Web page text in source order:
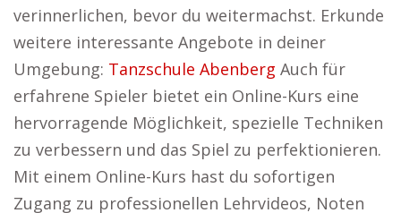
verinnerlichen, bevor du weitermachst. Erkunde
weitere interessante Angebote in deiner
Umgebung: Tanzschule Abenberg Auch für
erfahrene Spieler bietet ein Online-Kurs eine
hervorragende Möglichkeit, spezielle Techniken
zu verbessern und das Spiel zu perfektionieren.
Mit einem Online-Kurs hast du sofortigen
Zugang zu professionellen Lehrvideos, Noten